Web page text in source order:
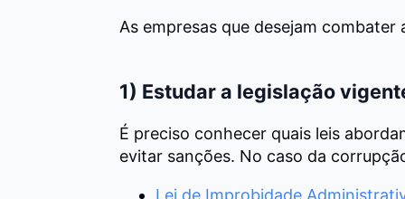
As empresas que desejam
1) Estudar a legislação
É preciso conhecer quais leis
evitar sanções. No caso da
Lei de Improbidade